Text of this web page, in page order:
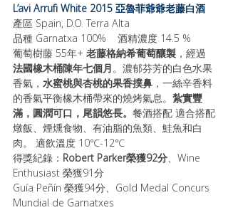
L’avi Arrufi White 2015 亞魯菲爺爺老藤白酒
產區 Spain, D.O. Terra Alta
品種 Garnatxa 100%    酒精濃度 14.5 %
葡萄樹藤 55年+ 老藤格納希葡萄釀製 ，經過
法國橡木桶陳年七個月 。濃郁芬芳的白色水果
香氣， 水蜜桃與杏桃的果香撲鼻 ，一絲辛香料
的香氣平衡橡木桶帶來的燒烤氣息。 紮實豐
滿，圓潤可口，尾韻悠長。 餐酒搭配 適合搭配
燉飯、煙燻食物、有油脂的魚類、鮭魚和白
肉。 適飲溫度 10℃-12℃
得獎紀錄： Robert Parker榮獲92分 、Wine
Enthusiast 榮獲91分
Guía Peñín 榮獲94分、Gold Medal Concurs
Mundial de Garnatxes